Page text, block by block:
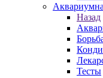
Назад
Тесты